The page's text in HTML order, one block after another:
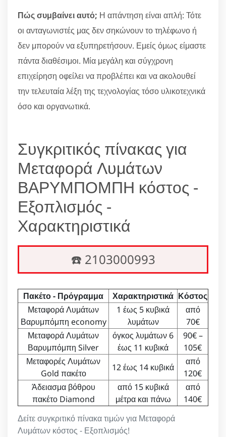
Πώς συμβαίνει αυτό; Η απάντηση είναι απλή: Τότε
οι ανταγωνιστές μας δεν σηκώνουν το τηλέφωνο ή
δεν μπορούν να εξυπηρετήσουν. Εμείς όμως είμαστε
πάντα διαθέσιμοι. Μία μεγάλη και σύγχρονη
επιχείρηση οφείλει να προβλέπει και να ακολουθεί
την τελευταία λέξη της τεχνολογίας τόσο υλικοτεχνικά
όσο και οργανωτικά.
Συγκριτικός πίνακας για
Μεταφορά Λυμάτων
ΒΑΡΥΜΠΟΜΠΗ κόστος -
Εξοπλισμός -
Χαρακτηριστικά
☎️ 2103000993
Δείτε συγκριτικό πίνακα τιμών για Μεταφορά
Λυμάτων κόστος - Εξοπλισμός!
Πακέτο - Πρόγραμμα Χαρακτηριστικά Κόστος
Μεταφορά Λυμάτων
Βαρυμπόμπη economy
1 έως 5 κυβικά
λυμάτων
από
70€
Μεταφορά Λυμάτων
Βαρυμπόμπη Silver
όγκος λυμάτων 6
έως 11 κυβικά
90€ –
105€
Μεταφορές Λυμάτων
Gold πακέτο
12 έως 14 κυβικά
από
120€
Άδειασμα βόθρου
πακέτο Diamond
από 15 κυβικά
μέτρα και πάνω
από
140€